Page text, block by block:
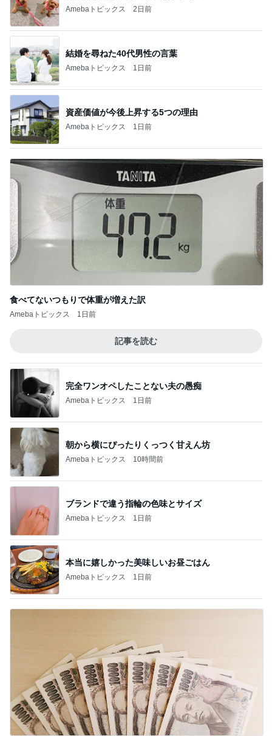
Amebaトピックス 2日前
結婚を尋ねた40代男性の言葉
Amebaトピックス 1日前
資産価値が今後上昇する5つの理由
Amebaトピックス 1日前
食べてないつもりで体重が増えた訳
Amebaトピックス 1日前
記事を読む
完全ワンオペしたことない夫の愚痴
Amebaトピックス 1日前
朝から横にぴったりくっつく甘えん坊
Amebaトピックス 10時間前
ブランドで違う指輪の色味とサイズ
Amebaトピックス 1日前
本当に嬉しかった美味しいお昼ごはん
Amebaトピックス 1日前